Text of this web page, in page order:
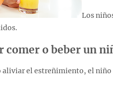
Los
comer o beber un
aliviar el estreñimiento, el